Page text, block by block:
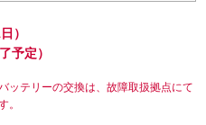
）
予定）
ッテリーの交換は、故障取扱拠点にて
。